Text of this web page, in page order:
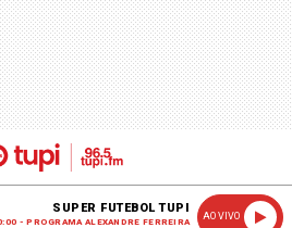
SUPER FUTEBOL TUPI
- PROGRAMA ALEXANDRE FERREIRA
AO VIVO